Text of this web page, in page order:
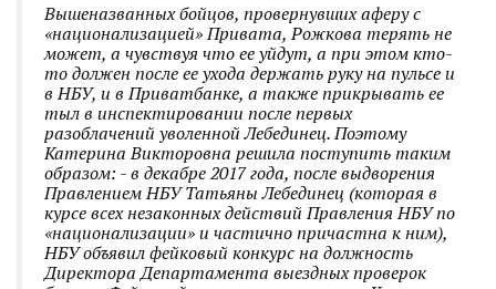
Вышеназванных бойцов, провернувших аферу с
«национализацией» Привата, Рожкова терять не
может, а чувствуя что ее уйдут, а при этом кто-
то должен после ее ухода держать руку на пульсе и
в НБУ, и в Приватбанке, а также прикрывать ее
тыл в инспектировании после первых
разоблачений уволенной Лебединец. Поэтому
Катерина Викторовна решила поступить таким
образом: - в декабре 2017 года, после выдворения
Правлением НБУ Татьяны Лебединец (которая в
курсе всех незаконных действий Правления НБУ по
«национализации» и частично причастна к ним),
НБУ объявил фейковый конкурс на должность
Директора Департамента выездных проверок